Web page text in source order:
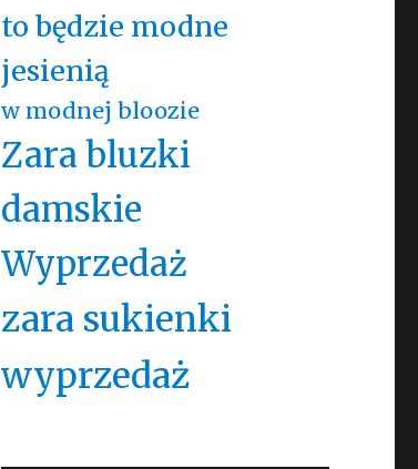
to będzie modne
jesienią
w modnej bloozie
Zara bluzki
damskie
Wyprzedaż
zara sukienki
wyprzedaż